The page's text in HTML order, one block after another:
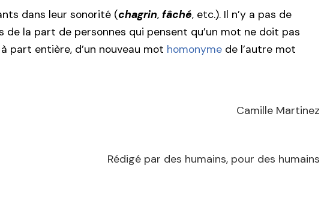
dans leur sonorité (chagrin, fâché, etc.). Il n’y a pas de
la part de personnes qui pensent qu’un mot ne doit pas
part entière, d’un nouveau mot homonyme de l’autre mot
Camille Martinez
Rédigé par des humains, pour des humains